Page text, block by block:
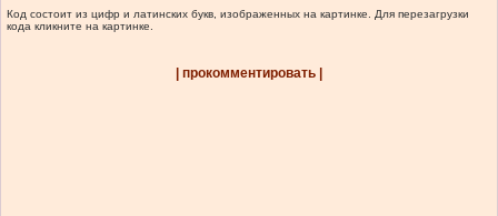
Код состоит из цифр и латинских букв, изображенных на картинке. Для перезагрузки
кода кликните на картинке.
| прокомментировать |